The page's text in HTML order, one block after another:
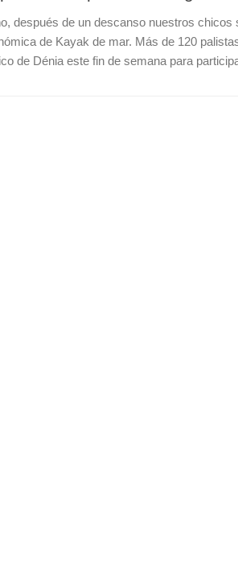
después de un descanso nuestros
de Kayak de mar. Más de 120
de Dénia este fin de semana para